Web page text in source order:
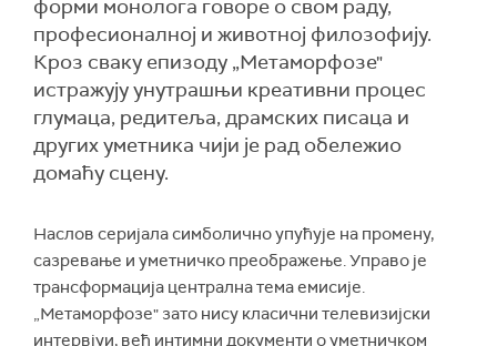
форми монолога говоре о свом раду,
професионалној и животној филозофију.
Кроз сваку епизоду „Метаморфозе"
истражују унутрашњи креативни процес
глумаца, редитеља, драмских писаца и
других уметника чији је рад обележио
домаћу сцену.
Наслов серијала симболично упућује на промену,
сазревање и уметничко преображење. Управо је
трансформација централна тема емисије.
„Метаморфозе" зато нису класични телевизијски
интервјуи, већ интимни документи о уметничком